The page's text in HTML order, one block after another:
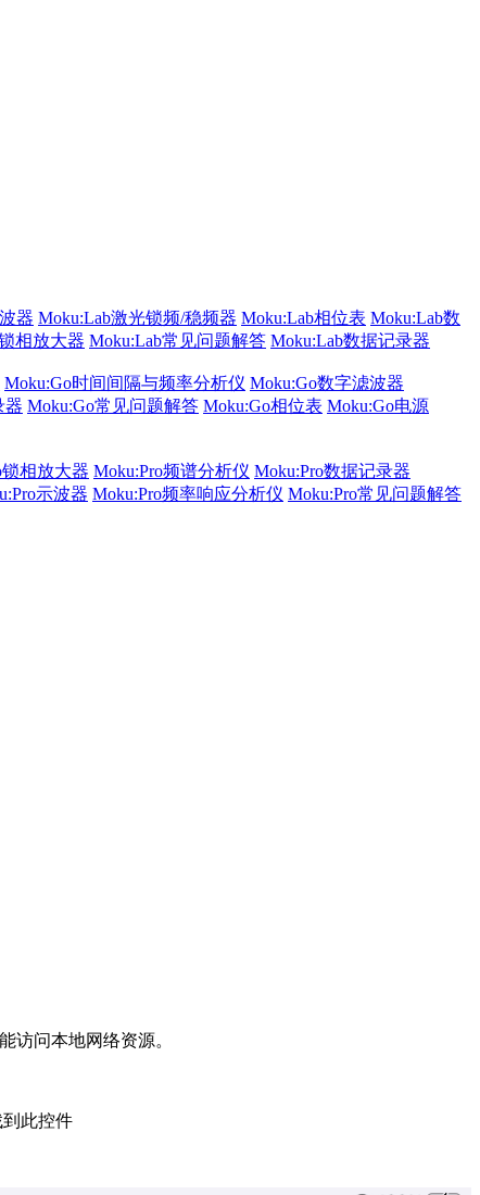
器 Moku:Lab激光锁频/稳频器 Moku:Lab相位表 Moku:Lab数
相放大器 Moku:Lab常见问题解答 Moku:Lab数据记录器
Moku:Go时间间隔与频率分析仪 Moku:Go数字滤波器
器 Moku:Go常见问题解答 Moku:Go相位表 Moku:Go电源
相放大器 Moku:Pro频谱分析仪 Moku:Pro数据记录器
示波器 Moku:Pro频率响应分析仪 Moku:Pro常见问题解答
访问本地网络资源。
到此控件